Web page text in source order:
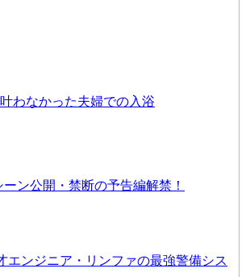
わなかった夫婦での入浴
ン公開・禁断の予告編解禁！
エンジニア・リンファの最強警備シス